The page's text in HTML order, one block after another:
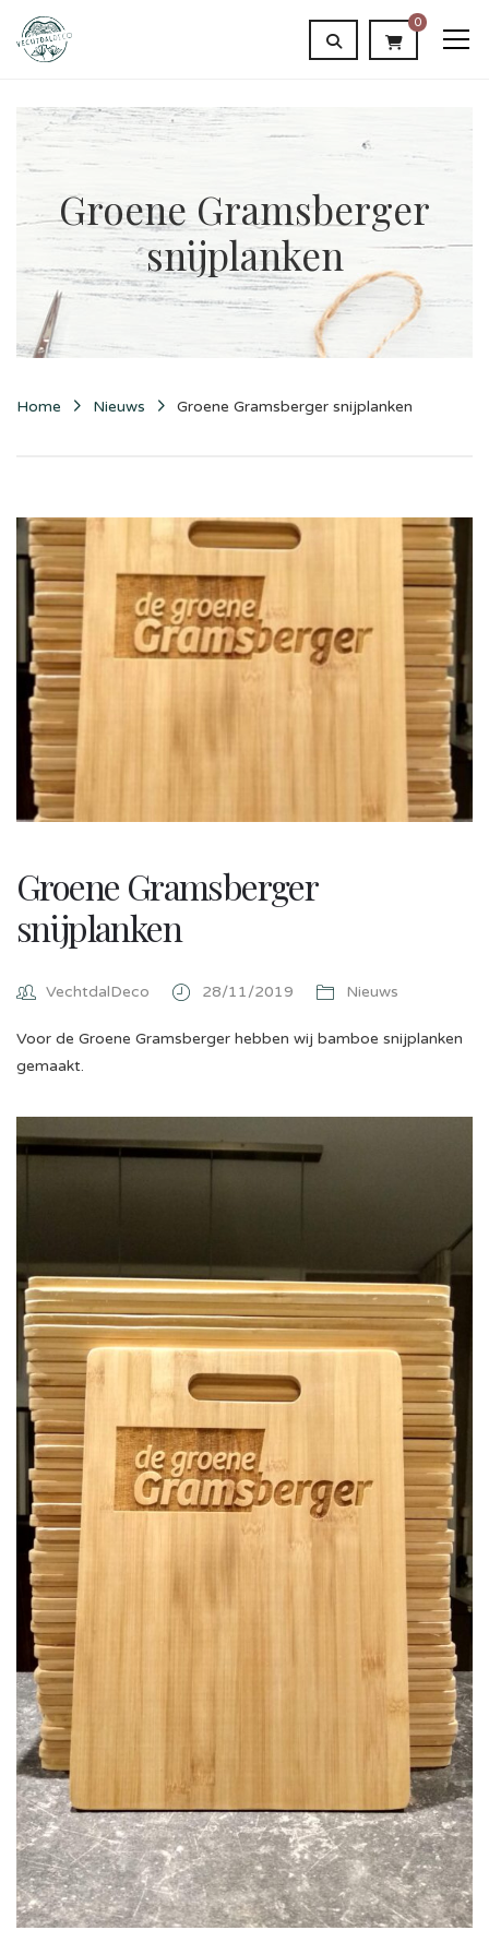
0
Groene Gramsberger
snijplanken
Home Nieuws Groene Gramsberger snijplanken
Groene Gramsberger
snijplanken
VechtdalDeco 28/11/2019 Nieuws
Voor de Groene Gramsberger hebben wij bamboe snijplanken
gemaakt.